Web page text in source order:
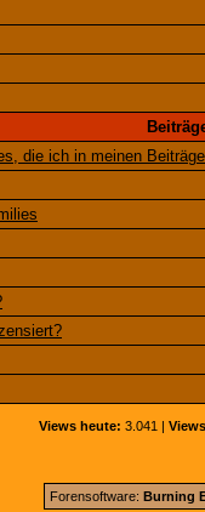
die ich in meinen
Views heute: 3.041 |
Forensoftware: Burning